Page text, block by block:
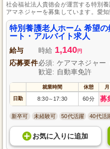
社会福祉法人貴徳会が運営する特別
アマネジャーを募集しています。愛
ひとりに細やかなケアを提供する温
ト体制で、資格を生かして成長でき
として、プライベートと仕事のバラ
で、自身の専門性を発揮しませんか？
特別養護老人ホーム 希望
ート・アルバイト求人
給与 時給 1,140円
応募要件必須: ケアマネジャー
歓迎: 自動車免許
就業時間 休憩 月
日勤 8:30～ 17:30 60分 募
新卒可 未経験可 50代活躍 40代活
お気に入り に追加